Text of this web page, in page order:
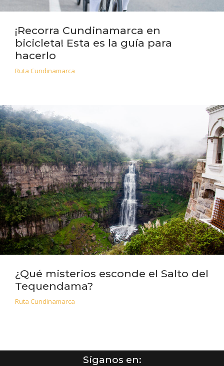
¡Recorra Cundinamarca en
bicicleta! Esta es la guía para
hacerlo
Ruta Cundinamarca
¿Qué misterios esconde el Salto del
Tequendama?
Ruta Cundinamarca
Síganos en: